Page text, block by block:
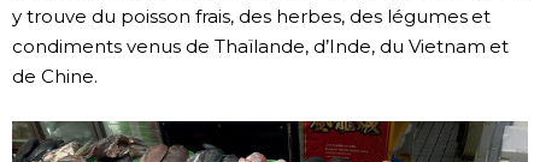
y trouve du poisson frais, des herbes, des légumes et
condiments venus de Thaïlande, d’Inde, du Vietnam et
de Chine.